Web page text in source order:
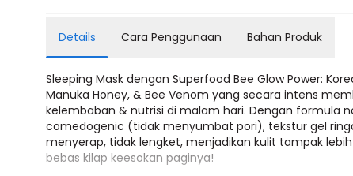
Details Cara Penggunaan Bahan Produk
Sleeping Mask dengan Superfood Bee Glow Power:
Manuka Honey, & Bee Venom yang secara intens
kelembaban & nutrisi di malam hari. Dengan formula
comedogenic (tidak menyumbat pori), tekstur gel
menyerap, tidak lengket, menjadikan kulit tampak
bebas kilap keesokan paginya!